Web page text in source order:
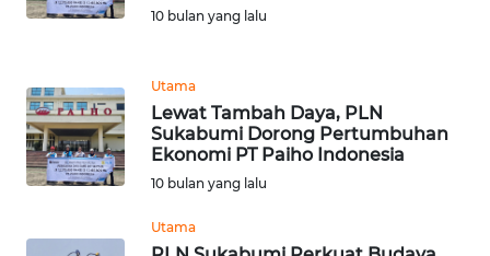
10 bulan yang lalu
Utama
Lewat Tambah Daya, PLN
Sukabumi Dorong Pertumbuhan
Ekonomi PT Paiho Indonesia
10 bulan yang lalu
Utama
WN
WN
DAIRI
WN